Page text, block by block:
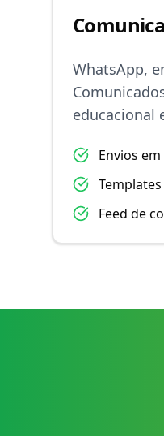
WhatsApp,
educacional
Envios
Feed de